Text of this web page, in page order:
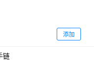
添加
链